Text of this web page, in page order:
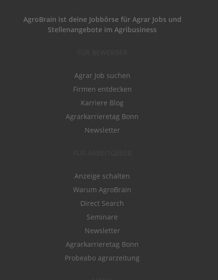
AgroBrain ist deine Jobbörse für Agrar Jobs und
Stellenangebote im Agribusiness
Agrar Job suchen
Firmen entdecken
Karriere Blog
Agrarkarrieretag Bonn
Newsletter
Anzeige schalten
Warum AgroBrain
Direct Search
Seminare
Newsletter
Agrarkarrieretag Bonn
Probeabo agrarzeitung